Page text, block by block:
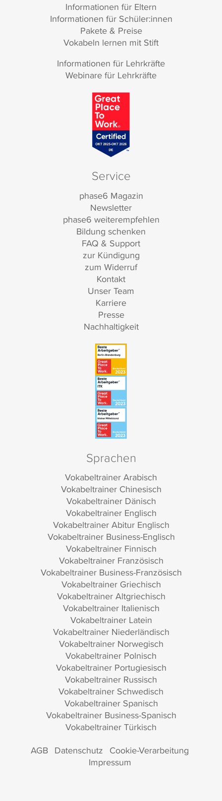
Informationen für Eltern
Informationen für Schüler:innen
Pakete & Preise
Vokabeln lernen mit Stift
Informationen für Lehrkräfte
Webinare für Lehrkräfte
Service
phase6 Magazin
Newsletter
phase6 weiterempfehlen
Bildung schenken
FAQ & Support
zur Kündigung
zum Widerruf
Kontakt
Unser Team
Karriere
Presse
Nachhaltigkeit
Sprachen
Vokabeltrainer Arabisch
Vokabeltrainer Chinesisch
Vokabeltrainer Dänisch
Vokabeltrainer Englisch
Vokabeltrainer Abitur Englisch
Vokabeltrainer Business-Englisch
Vokabeltrainer Finnisch
Vokabeltrainer Französisch
Vokabeltrainer Business-Französisch
Vokabeltrainer Griechisch
Vokabeltrainer Altgriechisch
Vokabeltrainer Italienisch
Vokabeltrainer Latein
Vokabeltrainer Niederländisch
Vokabeltrainer Norwegisch
Vokabeltrainer Polnisch
Vokabeltrainer Portugiesisch
Vokabeltrainer Russisch
Vokabeltrainer Schwedisch
Vokabeltrainer Spanisch
Vokabeltrainer Business-Spanisch
Vokabeltrainer Türkisch
AGB Datenschutz Cookie-Verarbeitung
Impressum